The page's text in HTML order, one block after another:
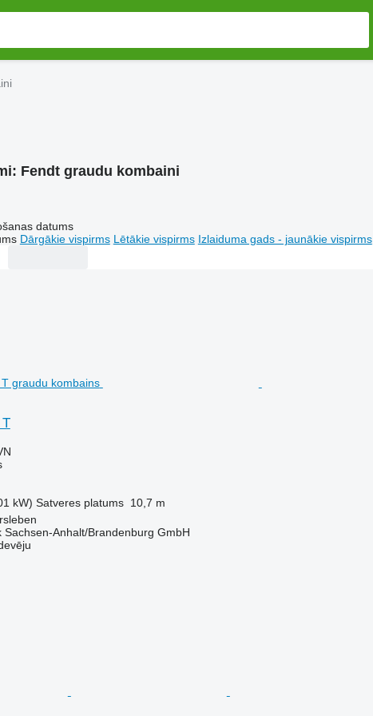
Fendt graudu kombaini
datums
Dārgākie vispirms Lētākie vispirms Izlaiduma gads - jaunākie vispirms
kW) Satveres platums 10,7 m
Sachsen-Anhalt/Brandenburg GmbH